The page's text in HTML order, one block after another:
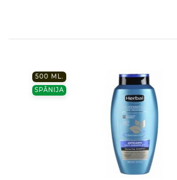
500 ML.
SPĀNIJA